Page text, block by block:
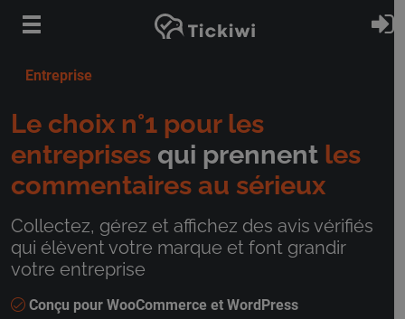
Passer au contenu principal
Entreprise
Le choix n°1 pour les
entreprises qui prennent les
commentaires au sérieux
Collectez, gérez et affichez des avis vérifiés
qui élèvent votre marque et font grandir
votre entreprise
Conçu pour WooCommerce et WordPress